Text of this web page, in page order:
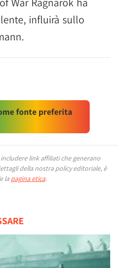
influirà sullo
fonte preferita
link affiliati che generano
della nostra policy editoriale, è
la pagina etica.